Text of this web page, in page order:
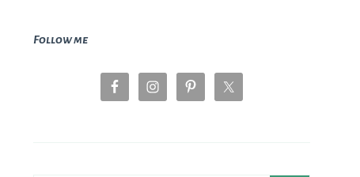
Follow me